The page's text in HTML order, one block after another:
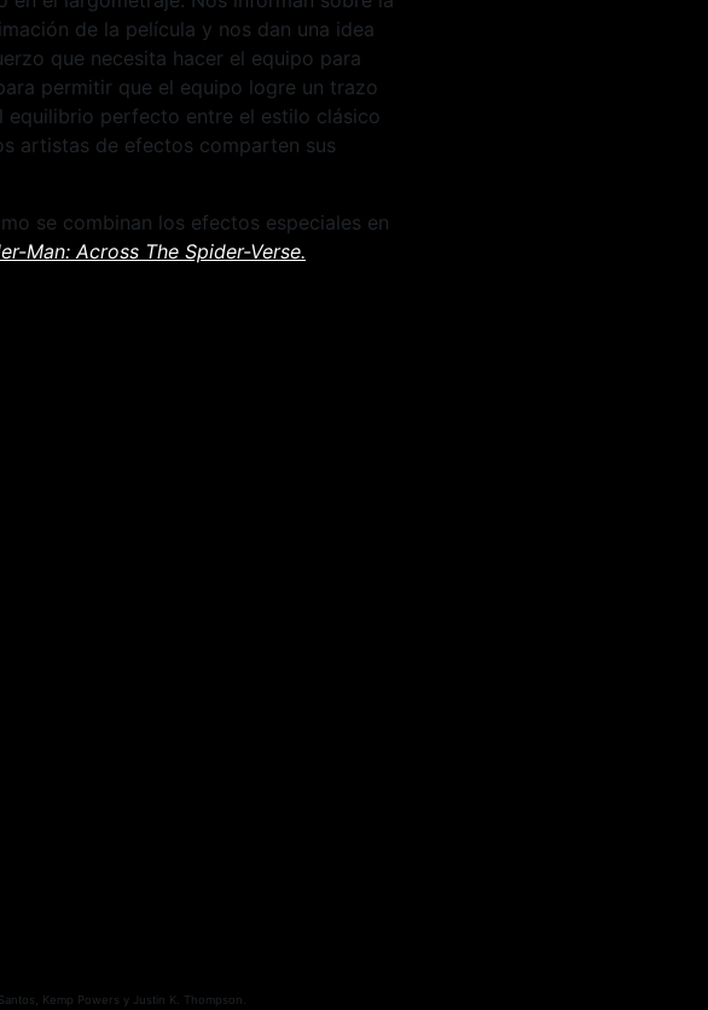
de la película y nos dan una idea
que necesita hacer el equipo para
permitir que el equipo logre un trazo
equilibrio perfecto entre el estilo clásico
artistas de efectos comparten sus
se combinan los efectos especiales en
Man: Across The Spider-Verse.
Kemp Powers y Justin K. Thompson.